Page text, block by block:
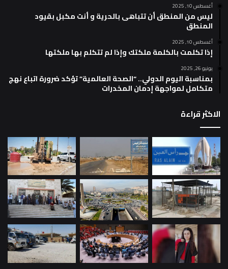
أغسطس 10, 2025
ليس من المنطق أن تتباهى بالحرية و أنت مكبل بقيود
المنطق
أغسطس 10, 2025
إذا تكلمت بالكلمة ملكتك وإذا لم تتكلم بها ملكتها
يونيو 26, 2025
بمناسبة اليوم الدولي.. “الصحة العالمية” تؤكد ضرورة اتباع نهج
متكامل لمواجهة إدمان المخدرات
الاكثر قراءة